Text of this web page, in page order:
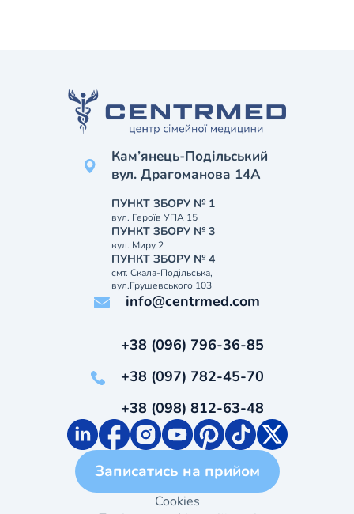
Кам’янець-Подільський
вул. Драгоманова 14А
ПУНКТ ЗБОРУ № 1
вул. Героїв УПА 15
ПУНКТ ЗБОРУ № 3
вул. Миру 2
ПУНКТ ЗБОРУ № 4
смт. Скала-Подільська,
вул.Грушевського 103
info@centrmed.com
+38 (096) 796-36-85
+38 (097) 782-45-70
+38 (098) 812-63-48
Записатись на прийом
Cookies